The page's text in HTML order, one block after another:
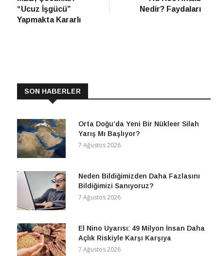
gezinmesi
“Ucuz İşgücü”
Yapmakta Kararlı
Nedir? Faydaları
SON HABERLER
Orta Doğu’da Yeni Bir Nükleer Silah
Yarış Mı Başlıyor?
7 Ağustos 2026
Neden Bildiğimizden Daha Fazlasını
Bildiğimizi Sanıyoruz?
7 Ağustos 2026
El Nino Uyarısı: 49 Milyon İnsan Daha
Açlık Riskiyle Karşı Karşıya
7 Ağustos 2026